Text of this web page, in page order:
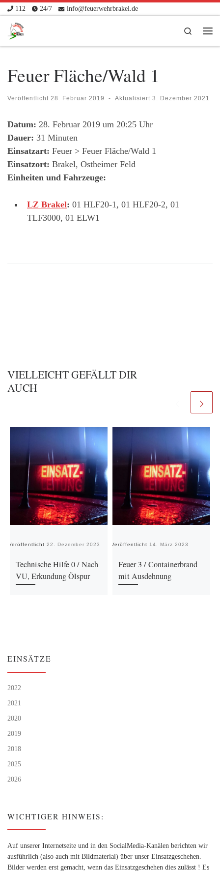
Zum Inhalt springen
112 24/7 info@feuerwehrbrakel.de
Search
Feuer Fläche/Wald 1
Veröffentlicht 28. Februar 2019 - Aktualisiert 3. Dezember 2021
Datum: 28. Februar 2019 um 20:25 Uhr
Dauer: 31 Minuten
Einsatzart: Feuer > Feuer Fläche/Wald 1
Einsatzort: Brakel, Ostheimer Feld
Einheiten und Fahrzeuge:
LZ Brakel: 01 HLF20-1, 01 HLF20-2, 01
TLF3000, 01 ELW1
VIELLEICHT GEFÄLLT DIR
AUCH
Veröffentlicht 22. Dezember 2023
Technische Hilfe 0 / Nach
VU, Erkundung Ölspur
Veröffentlicht 14. März 2023
Feuer 3 / Containerbrand
mit Ausdehnung
EINSÄTZE
2022
2021
2020
2019
2018
2025
2026
WICHTIGER HINWEIS:
Auf unserer Internetseite und in den SocialMedia-Kanälen berichten wir
ausführlich (also auch mit Bildmaterial) über unser Einsatzgeschehen.
Bilder werden erst gemacht, wenn das Einsatzgeschehen dies zulässt ! Es